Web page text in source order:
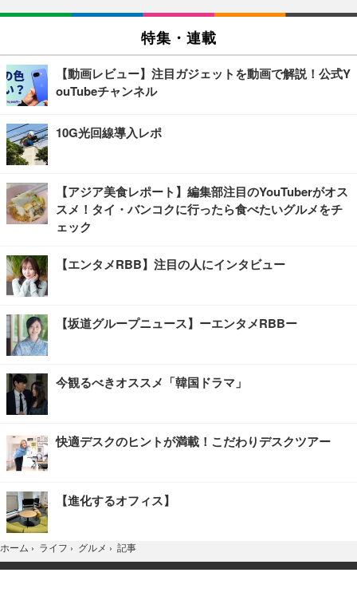
特集・連載
【動画レビュー】注目ガジェットを動画で解説！公式Y
ouTubeチャンネル
10G光回線導入レポ
【アジア美食レポート】編集部注目のYouTuberがオス
スメ！タイ・バンコクに行ったら食べたいグルメをチ
ェック
【エンタメRBB】注目の人にインタビュー
【坂道グループニュース】ーエンタメRBBー
今観るべきオススメ「韓国ドラマ」
快適デスクのヒントが満載！こだわりデスクツアー
【進化するオフィス】
ホーム › ライフ › グルメ › 記事